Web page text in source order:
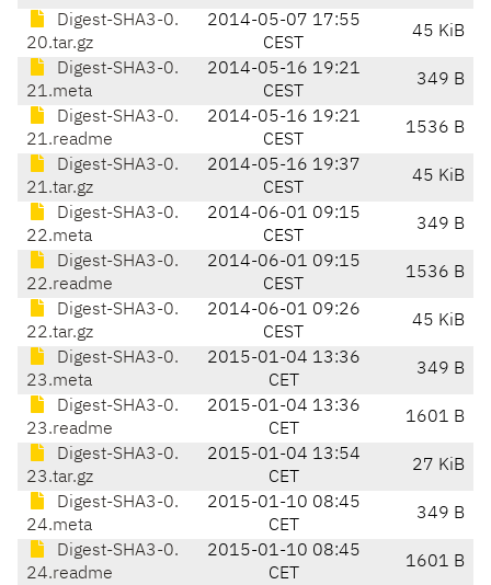
Digest-SHA3-0.
20.tar.gz
2014-05-07 17:55
CEST
45 KiB
Digest-SHA3-0.
21.meta
2014-05-16 19:21
CEST
349 B
Digest-SHA3-0.
21.readme
2014-05-16 19:21
CEST
1536 B
Digest-SHA3-0.
21.tar.gz
2014-05-16 19:37
CEST
45 KiB
Digest-SHA3-0.
22.meta
2014-06-01 09:15
CEST
349 B
Digest-SHA3-0.
22.readme
2014-06-01 09:15
CEST
1536 B
Digest-SHA3-0.
22.tar.gz
2014-06-01 09:26
CEST
45 KiB
Digest-SHA3-0.
23.meta
2015-01-04 13:36
CET
349 B
Digest-SHA3-0.
23.readme
2015-01-04 13:36
CET
1601 B
Digest-SHA3-0.
23.tar.gz
2015-01-04 13:54
CET
27 KiB
Digest-SHA3-0.
24.meta
2015-01-10 08:45
CET
349 B
Digest-SHA3-0.
24.readme
2015-01-10 08:45
CET
1601 B